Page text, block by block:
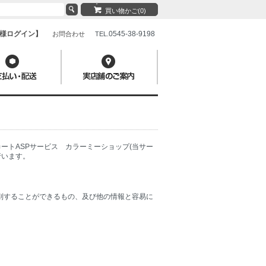
買い物かご(0)
ログイン】 お問合わせ TEL. 0545-38-9198
ートASPサービス カラーミーショップ(当サー
ます。
ることができるもの、及び他の情報と容易に